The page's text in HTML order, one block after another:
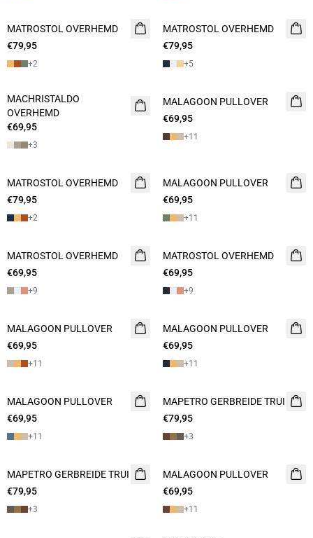
NIEUW
2 FOR 120
MATROSTOL OVERHEMD
€79,95
+2
NIEUW
2 FOR 120
MATROSTOL OVERHEMD
€79,95
+5
NIEUW
2 FOR 120
MACHRISTALDO
OVERHEMD
€69,95
+3
NIEUW
2 FOR 120
MALAGOON PULLOVER
€69,95
+11
NIEUW
2 FOR 120
MATROSTOL OVERHEMD
€79,95
+2
NIEUW
2 FOR 120
MALAGOON PULLOVER
€69,95
+11
2 FOR 120
MATROSTOL OVERHEMD
€69,95
+9
2 FOR 120
MATROSTOL OVERHEMD
€69,95
+9
2 FOR 120
MALAGOON PULLOVER
€69,95
+11
2 FOR 120
MALAGOON PULLOVER
€69,95
+11
2 FOR 120
MALAGOON PULLOVER
€69,95
+11
2 FOR 120
MAPETRO GERBREIDE TRUI
€79,95
+3
2 FOR 120
MAPETRO GERBREIDE TRUI
€79,95
+3
2 FOR 120
MALAGOON PULLOVER
€69,95
+11